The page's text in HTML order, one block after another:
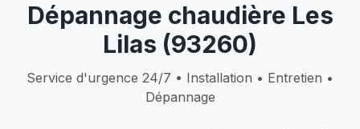
Dépannage chaudière Les
Lilas (93260)
Service d'urgence 24/7 • Installation • Entretien •
Dépannage